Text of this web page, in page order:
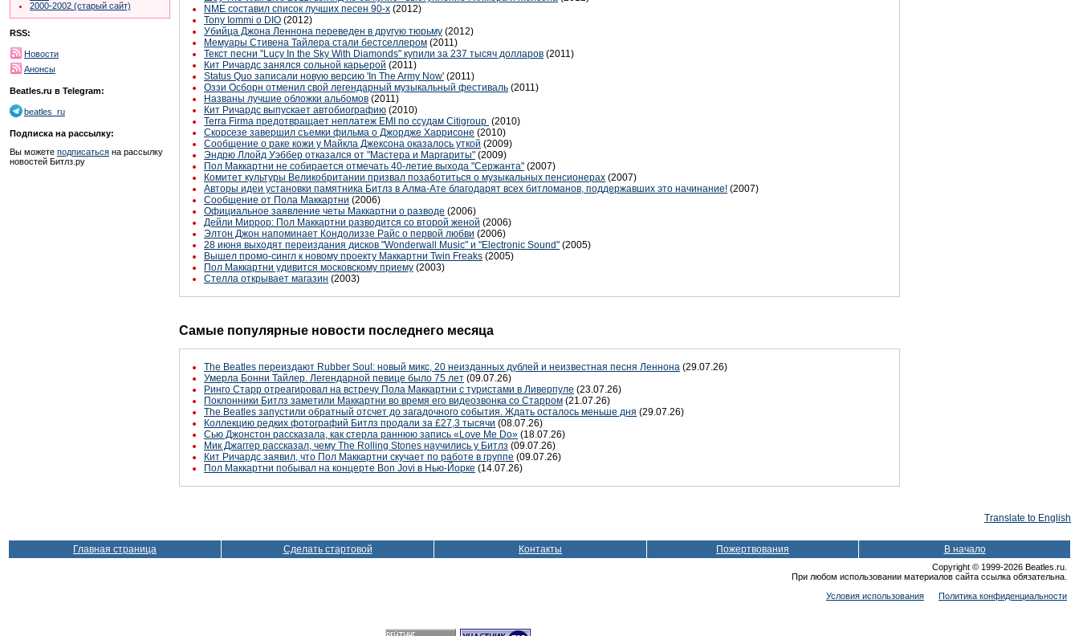
2000-2002 (старый сайт)
RSS:
Новости
Анонсы
Beatles.ru в Telegram:
beatles_ru
Подписка на рассылку:
Вы можете подписаться на рассылку
новостей Битлз.ру
NME составил список лучших песен 90-х (2012)
Tony Iommi о DIO (2012)
Убийца Джона Леннона переведен в другую тюрьму (2012)
Мемуары Стивена Тайлера стали бестселлером (2011)
Текст песни "Lucy In the Sky With Diamonds" купили за 237 тысяч долларов (2011)
Кит Ричардс занялся сольной карьерой (2011)
Status Quo записали новую версию 'In The Army Now' (2011)
Оззи Осборн отменил свой легендарный музыкальный фестиваль (2011)
Названы лучшие обложки альбомов (2011)
Кит Ричардс выпускает автобиографию (2010)
Terra Firma предотвращает неплатеж EMI по ссудам Citigroup (2010)
Скорсезе завершил съемки фильма о Джордже Харрисоне (2010)
Сообщение о раке кожи у Майкла Джексона оказалось уткой (2009)
Эндрю Ллойд Уэббер отказался от "Мастера и Маргариты" (2009)
Пол Маккартни не собирается отмечать 40-летие выхода "Сержанта" (2007)
Комитет культуры Великобритании призвал позаботиться о музыкальных пенсионерах (2007)
Авторы идеи установки памятника Битлз в Алма-Ате благодарят всех битломанов, поддержавших это начинание! (2007)
Сообщение от Пола Маккартни (2006)
Официальное заявление четы Маккартни о разводе (2006)
Дейли Миррор: Пол Маккартни разводится со второй женой (2006)
Элтон Джон напоминает Кондолиззе Райс о первой любви (2006)
28 июня выходят переиздания дисков "Wonderwall Music" и "Electronic Sound" (2005)
Вышел промо-сингл к новому проекту Маккартни Twin Freaks (2005)
Пол Маккартни удивится московскому приему (2003)
Стелла открывает магазин (2003)
Самые популярные новости последнего месяца
The Beatles переиздают Rubber Soul: новый микс, 20 неизданных дублей и неизвестная песня Леннона (29.07.26)
Умерла Бонни Тайлер. Легендарной певице было 75 лет (09.07.26)
Ринго Старр отреагировал на встречу Пола Маккартни с туристами в Ливерпуле (23.07.26)
Поклонники Битлз заметили Маккартни во время его видеозвонка со Старром (21.07.26)
The Beatles запустили обратный отсчет до загадочного события. Ждать осталось меньше дня (29.07.26)
Коллекцию редких фотографий Битлз продали за £27,3 тысячи (08.07.26)
Сью Джонстон рассказала, как стерла раннюю запись «Love Me Do» (18.07.26)
Мик Джаггер рассказал, чему The Rolling Stones научились у Битлз (09.07.26)
Кит Ричардс заявил, что Пол Маккартни скучает по работе в группе (09.07.26)
Пол Маккартни побывал на концерте Bon Jovi в Нью-Йорке (14.07.26)
Translate to English
Главная страница Сделать стартовой Контакты Пожертвования В начало
Copyright © 1999-2026 Beatles.ru.
При любом использовании материалов сайта ссылка обязательна.
Условия использования
Политика конфиденциальности